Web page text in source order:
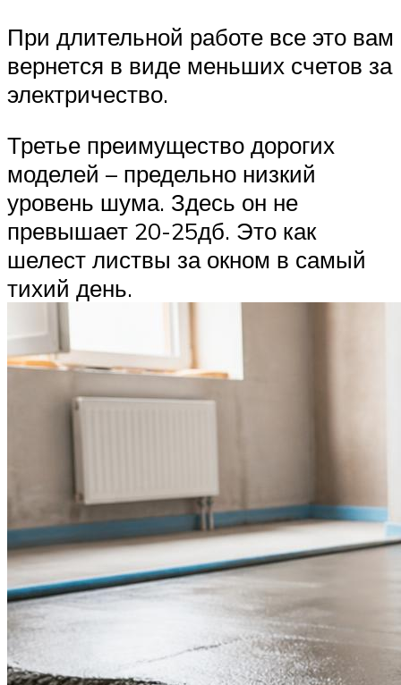
При длительной работе все это вам
вернется в виде меньших счетов за
электричество.
Третье преимущество дорогих
моделей – предельно низкий
уровень шума. Здесь он не
превышает 20-25дб. Это как
шелест листвы за окном в самый
тихий день.